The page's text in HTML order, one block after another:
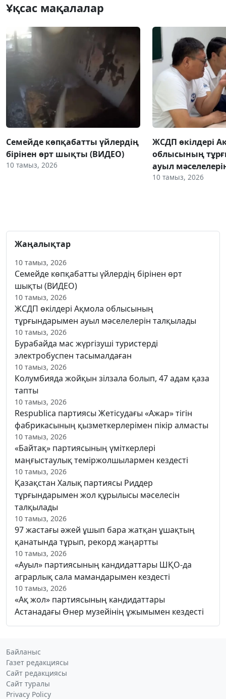
Ұқсас мақалалар
Семейде көпқабатты үйлердің
бірінен өрт шықты (ВИДЕО)
10 тамыз, 2026
ЖСДП өкілдері
облысының
ауыл
10 тамыз, 2026
Жаңалықтар
10 тамыз, 2026
Семейде көпқабатты үйлердің бірінен өрт
шықты (ВИДЕО)
10 тамыз, 2026
ЖСДП өкілдері Ақмола облысының
тұрғындарымен ауыл мәселелерін талқылады
10 тамыз, 2026
Бурабайда мас жүргізуші туристерді
электробуспен тасымалдаған
10 тамыз, 2026
Колумбияда жойқын зілзала болып, 47 адам қаза
тапты
10 тамыз, 2026
Respublica партиясы Жетісудағы «Ажар» тігін
фабрикасының қызметкерлерімен пікір алмасты
10 тамыз, 2026
«Байтақ» партиясының үміткерлері
маңғыстаулық теміржолшылармен кездесті
10 тамыз, 2026
Қазақстан Халық партиясы Риддер
тұрғындарымен жол құрылысы мәселесін
талқылады
10 тамыз, 2026
97 жастағы әжей ұшып бара жатқан ұшақтың
қанатында тұрып, рекорд жаңартты
10 тамыз, 2026
«Ауыл» партиясының кандидаттары ШҚО-да
аграрлық сала мамандарымен кездесті
10 тамыз, 2026
«Ақ жол» партиясының кандидаттары
Астанадағы Өнер музейінің ұжымымен кездесті
Байланыс
Газет редакциясы
Сайт редакциясы
Сайт туралы
Privacy Policy